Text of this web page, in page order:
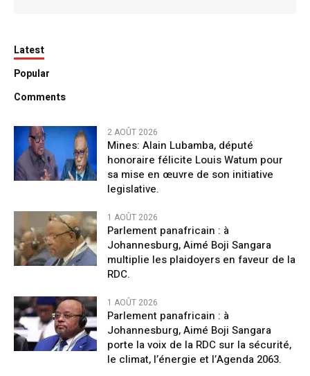
Latest
Popular
Comments
2 AOÛT 2026
Mines: Alain Lubamba, député
honoraire félicite Louis Watum pour
sa mise en œuvre de son initiative
legislative.
1 AOÛT 2026
Parlement panafricain : à
Johannesburg, Aimé Boji Sangara
multiplie les plaidoyers en faveur de la
RDC.
1 AOÛT 2026
Parlement panafricain : à
Johannesburg, Aimé Boji Sangara
porte la voix de la RDC sur la sécurité,
le climat, l’énergie et l’Agenda 2063.